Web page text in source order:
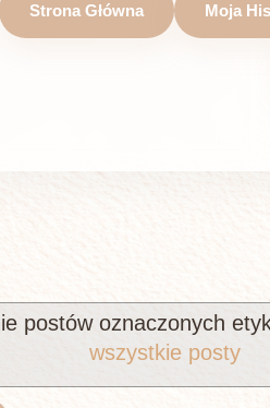
Strona Główna Moja
postów oznaczonych
wszystkie posty